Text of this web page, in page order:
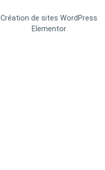
Création de sites WordPress
Elementor